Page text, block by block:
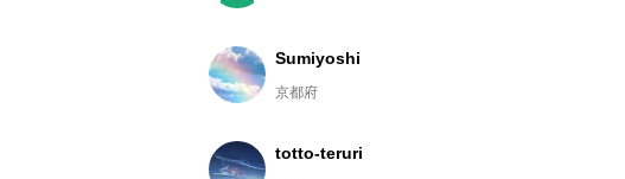
Sumiyoshi
京都府
totto-teruri